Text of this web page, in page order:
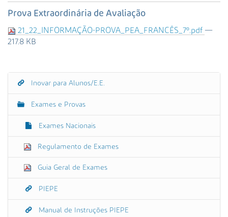
s
A
v
Prova Extraordinária de Avaliação
21_22_INFORMAÇÃO-PROVA_PEA_FRANCÊS_7º.pdf —
217.8 KB
N
Inovar para Alunos/E.E.
Exames e Provas
Exames Nacionais
Regulamento de Exames
Guia Geral de Exames
PIEPE
Manual de Instruções PIEPE